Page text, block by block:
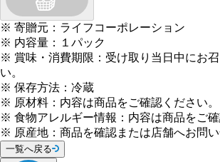
※ 寄贈元 ： ライフコーポレーション
※ 内容量 ：
１パック
※ 賞味・消費期限 ： 受け取り当日中にお
い。
※ 保存方法 ： 冷蔵
※ 原材料 ： 内容は商品をご確認ください。
※ 食物アレルギー情報 ： 内容は商品をご確
※ 原産地 ： 商品を確認または店舗へお問
一覧へ戻る